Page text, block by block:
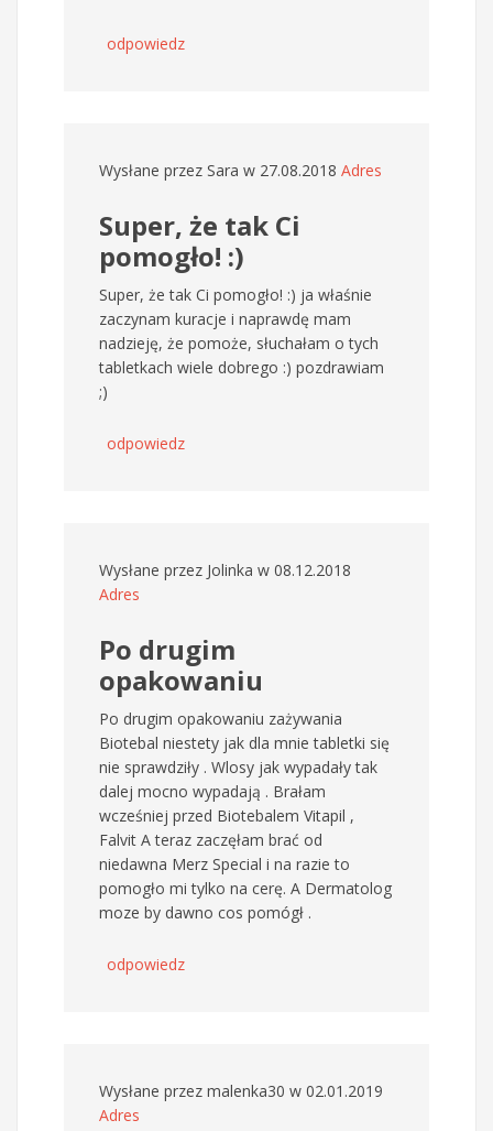
odpowiedz
Wysłane przez Sara w 27.08.2018 Adres
Super, że tak Ci
pomogło! :)
Super, że tak Ci pomogło! :) ja właśnie
zaczynam kuracje i naprawdę mam
nadzieję, że pomoże, słuchałam o tych
tabletkach wiele dobrego :) pozdrawiam
;)
odpowiedz
Wysłane przez Jolinka w 08.12.2018
Adres
Po drugim
opakowaniu
Po drugim opakowaniu zażywania
Biotebal niestety jak dla mnie tabletki się
nie sprawdziły . Wlosy jak wypadały tak
dalej mocno wypadają . Brałam
wcześniej przed Biotebalem Vitapil ,
Falvit A teraz zaczęłam brać od
niedawna Merz Special i na razie to
pomogło mi tylko na cerę. A Dermatolog
moze by dawno cos pomógł .
odpowiedz
Wysłane przez malenka30 w 02.01.2019
Adres